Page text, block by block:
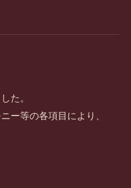
た。
ー等の各項目により、